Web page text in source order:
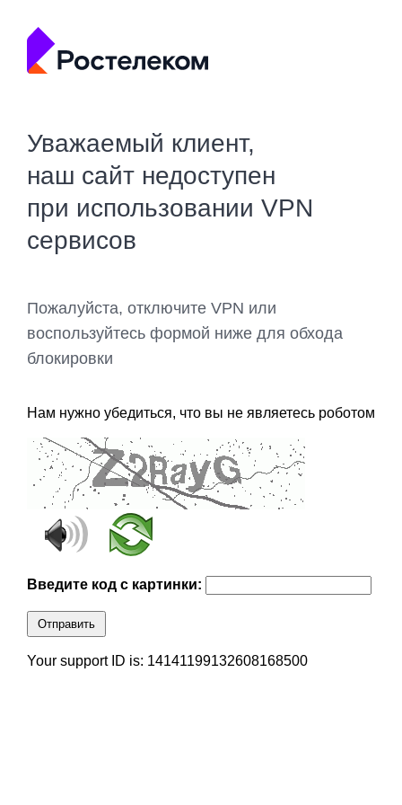
Уважаемый клиент,
наш сайт недоступен
при использовании VPN
сервисов
Пожалуйста, отключите VPN или
воспользуйтесь формой ниже для обхода
блокировки
Нам нужно убедиться, что вы не являетесь роботом
Введите код с картинки:
Отправить
Your support ID is: 14141199132608168500